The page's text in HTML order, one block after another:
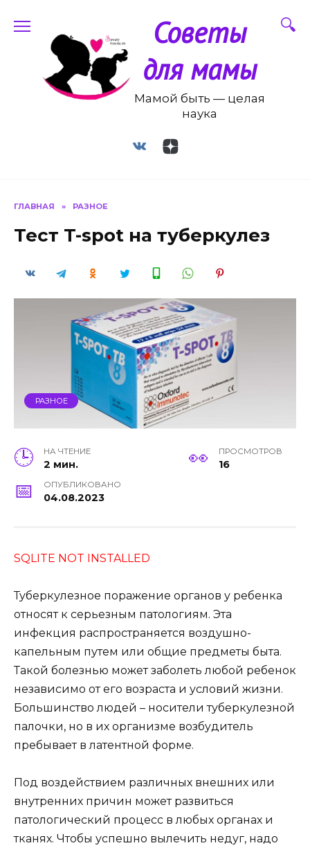
содержанию
Советы
для мамы
Мамой быть — целая
наука
ГЛАВНАЯ » РАЗНОЕ
Тест T-spot на туберкулез
РАЗНОЕ
НА ЧТЕНИЕ
2 мин.
ПРОСМОТРОВ
16
ОПУБЛИКОВАНО
04.08.2023
SQLITE NOT INSTALLED
Туберкулезное поражение органов у ребенка
относят к серьезным патологиям. Эта
инфекция распространяется воздушно-
капельным путем или общие предметы быта.
Такой болезнью может заболеть любой ребенок
независимо от его возраста и условий жизни.
Большинство людей – носители туберкулезной
палочки, но в их организме возбудитель
пребывает в латентной форме.
Под воздействием различных внешних или
внутренних причин может развиться
патологический процесс в любых органах и
тканях. Чтобы успешно вылечить недуг, надо